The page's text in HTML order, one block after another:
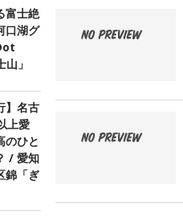
富士絶
口湖グ
」
】名古
上愛
のひと
/ 愛知
錦「ぎ